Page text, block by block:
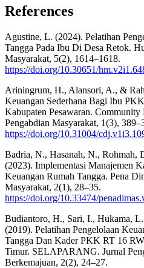
References
Agustine, L. (2024). Pelatihan
Tangga Pada Ibu Di Desa Retok.
Masyarakat, 5(2), 1614–1618.
https://doi.org/10.30651/
Ariningrum, H., Alansori, A., &
Keuangan Sederhana Bagi Ibu
Kabupaten Pesawaran.
Pengabdian Masyarakat, 1(3),
https://doi.org/10.31004/
Badria, N., Hasanah, N.,
(2023). Implementasi Manajemen
Keuangan Rumah Tangga. Pena
Masyarakat, 2(1), 28–35.
https://doi.org/10.33474/
Budiantoro, H., Sari, I., Hukama,
(2019). Pelatihan Pengelolaan
Tangga Dan Kader PKK RT 16
Timur. SELAPARANG. Jurnal
Berkemajuan, 2(2), 24–27.